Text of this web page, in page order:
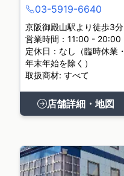
03-5919-6640
京阪御殿山駅より徒歩3分
営業時間：11:00 - 20:00
定休日：なし（臨時休業・
年末年始を除く）
取扱商材: すべて
店舗詳細・地図